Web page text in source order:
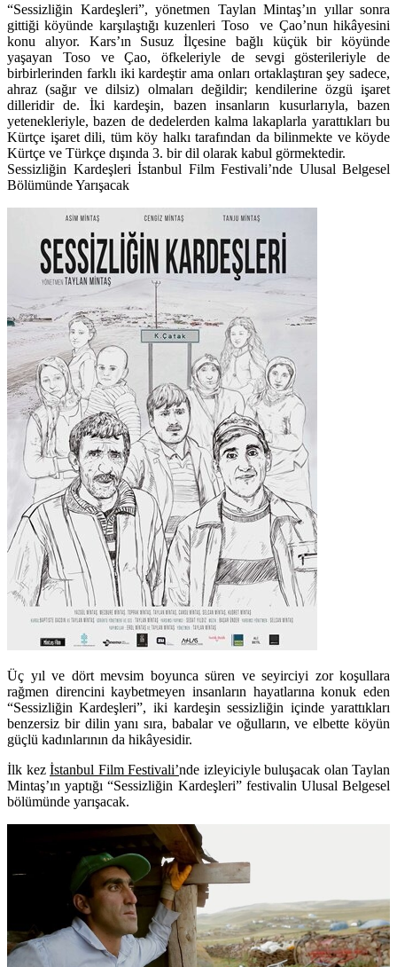
“Sessizliğin Kardeşleri”, yönetmen Taylan Mintaş’ın yıllar sonra
gittiği köyünde karşılaştığı kuzenleri Toso ve Çao’nun hikâyesini
konu alıyor. Kars’ın Susuz İlçesine bağlı küçük bir köyünde
yaşayan Toso ve Çao, öfkeleriyle de sevgi gösterileriyle de
birbirlerinden farklı iki kardeştir ama onları ortaklaştıran şey sadece,
ahraz (sağır ve dilsiz) olmaları değildir; kendilerine özgü işaret
dilleridir de. İki kardeşin, bazen insanların kusurlarıyla, bazen
yetenekleriyle, bazen de dedelerden kalma lakaplarla yarattıkları bu
Kürtçe işaret dili, tüm köy halkı tarafından da bilinmekte ve köyde
Kürtçe ve Türkçe dışında 3. bir dil olarak kabul görmektedir.
Sessizliğin Kardeşleri İstanbul Film Festivali’nde Ulusal Belgesel
Bölümünde Yarışacak
Üç yıl ve dört mevsim boyunca süren ve seyirciyi zor koşullara
rağmen direncini kaybetmeyen insanların hayatlarına konuk eden
“Sessizliğin Kardeşleri”, iki kardeşin sessizliğin içinde yarattıkları
benzersiz bir dilin yanı sıra, babalar ve oğulların, ve elbette köyün
güçlü kadınlarının da hikâyesidir.
İlk kez İstanbul Film Festivali’nde izleyiciyle buluşacak olan Taylan
Mintaş’ın yaptığı “Sessizliğin Kardeşleri” festivalin Ulusal Belgesel
bölümünde yarışacak.